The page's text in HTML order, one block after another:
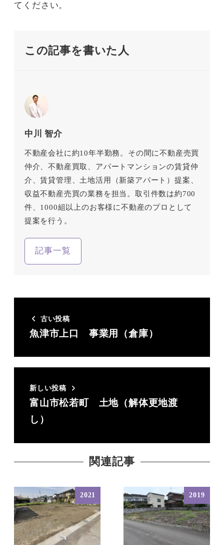
てください。
この記事を書いた人
中川 智介
不動産会社に約10年半勤務。その間に不動産売買
仲介、不動産買取、アパートマンションの賃貸仲
介、賃貸管理、土地活用（新築アパート）提案、
収益不動産売買の業務を担当。取引件数は約700
件、1000組以上のお客様に不動産のプロとして
提案を行う。
記事一覧
古い投稿
魚津市上口 事業用（倉庫）
新しい投稿
富山市松若町 土地（解体更地渡
し）
関連記事
2021 2019